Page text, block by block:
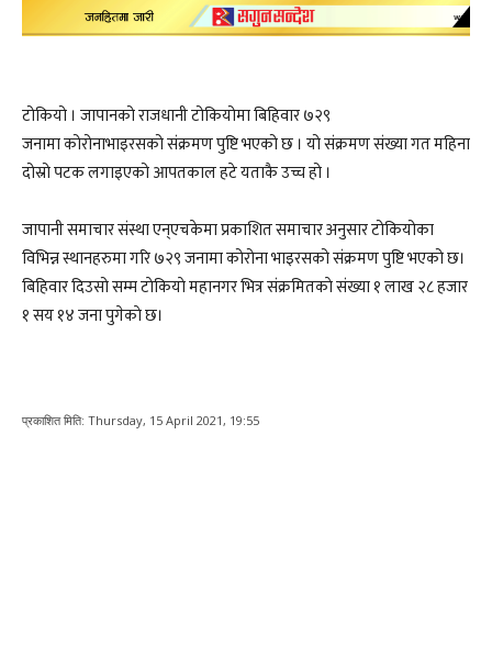
टोकियो । जापानको राजधानी टोकियोमा बिहिवार ७२९
जनामा कोरोनाभाइरसको संक्रमण पुष्टि भएको छ । यो संक्रमण संख्या गत महिना
दोस्रो पटक लगाइएको आपतकाल हटे यताकै उच्च हो ।
जापानी समाचार संस्था एन्एचकेमा प्रकाशित समाचार अनुसार टोकियोका
विभिन्न स्थानहरुमा गरि ७२९ जनामा कोरोना भाइरसको संक्रमण पुष्टि भएको छ।
बिहिवार दिउसो सम्म टाेकियाे महानगर भित्र संक्रमितकाे संख्या १ लाख २८ हजार
१ सय १४ जना पुगेकाे छ।
प्रकाशित मिति: Thursday, 15 April 2021, 19:55